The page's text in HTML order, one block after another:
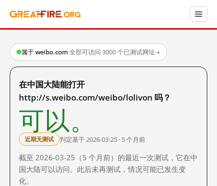
属于 weibo.com·全部可访问·3000 个已测试网址→
在中国大陆能打开
http://s.weibo.com/weibo/lolivon 吗？
可以。
近期无测试 判定基于 2026-03-25 · 5 个月前
截至 2026-03-25（5 个月前）的最近一次测试，它在中
国大陆可以访问。此后未再测试，情况可能已发生变
化。